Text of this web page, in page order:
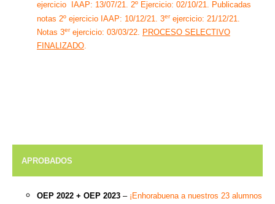
ejercicio IAAP: 13/07/21. 2º Ejercicio: 02/10/21. Publicadas
notas 2º ejercicio IAAP: 10/12/21. 3erejercicio: 21/12/21.
Notas 3erejercicio: 03/03/22. PROCESO SELECTIVO
FINALIZADO.
APROBADOS
OEP 2022 + OEP 2023 – ¡Enhorabuena a nuestros 23 alumnos